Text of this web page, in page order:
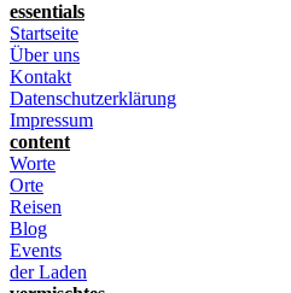
essentials
Startseite
Über uns
Kontakt
Datenschutzerklärung
Impressum
content
Worte
Orte
Reisen
Blog
Events
der Laden